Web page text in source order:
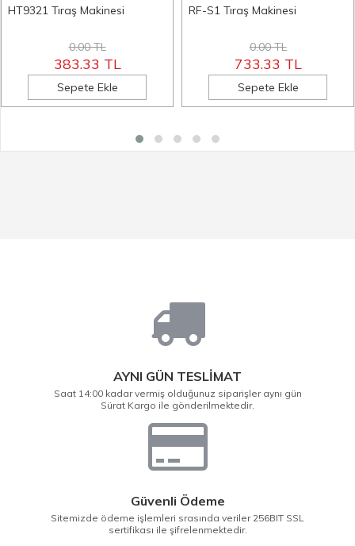
HT9321 Tıraş Makinesi
0.00 TL
383.33 TL
Sepete Ekle
RF-S1 Tıraş Makinesi
0.00 TL
733.33 TL
Sepete Ekle
AYNI GÜN TESLİMAT
Saat 14:00 kadar vermiş olduğunuz siparişler aynı gün
Sürat Kargo ile gönderilmektedir.
Güvenli Ödeme
Sitemizde ödeme işlemleri srasında veriler 256BIT SSL
sertifikası ile şifrelenmektedir.